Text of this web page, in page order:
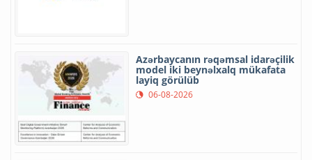
Azərbaycanın rəqəmsal idarəçilik
model iki beynəlxalq mükafata
layiq görülüb
06-08-2026